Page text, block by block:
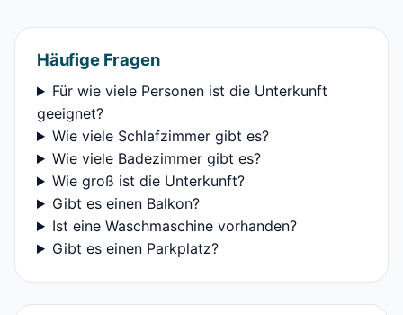
Häufige Fragen
Für wie viele Personen ist die Unterkunft
geeignet?
Wie viele Schlafzimmer gibt es?
Wie viele Badezimmer gibt es?
Wie groß ist die Unterkunft?
Gibt es einen Balkon?
Ist eine Waschmaschine vorhanden?
Gibt es einen Parkplatz?